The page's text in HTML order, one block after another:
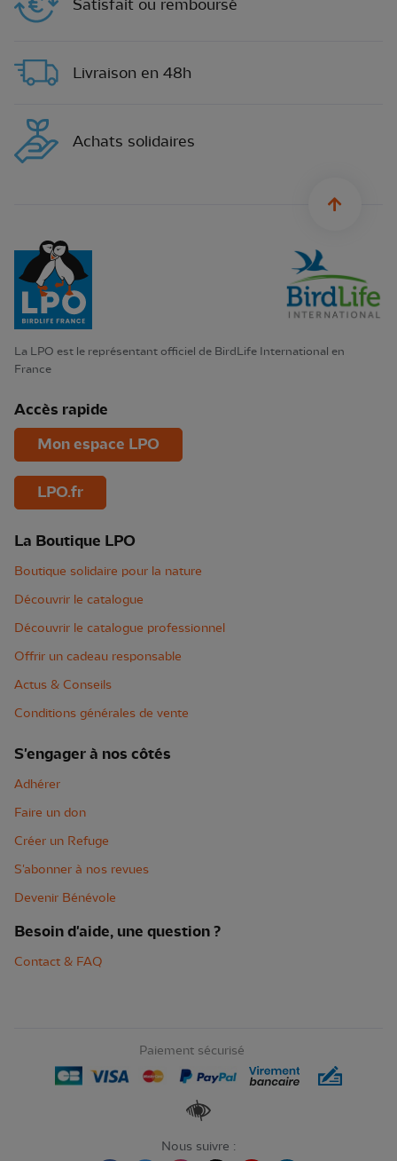
Satisfait ou remboursé
Livraison en 48h
Achats solidaires
La LPO est le représentant officiel de BirdLife International en
France
Accès rapide
Mon espace LPO
LPO.fr
La Boutique LPO
Boutique solidaire pour la nature
Découvrir le catalogue
Découvrir le catalogue professionnel
Offrir un cadeau responsable
Actus & Conseils
Conditions générales de vente
S'engager à nos côtés
Adhérer
Faire un don
Créer un Refuge
S'abonner à nos revues
Devenir Bénévole
Besoin d'aide, une question ?
Contact & FAQ
Paiement sécurisé
Renforcer les contrastes
Nous suivre :